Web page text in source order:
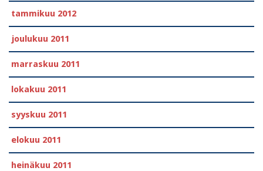
tammikuu 2012
joulukuu 2011
marraskuu 2011
lokakuu 2011
syyskuu 2011
elokuu 2011
heinäkuu 2011